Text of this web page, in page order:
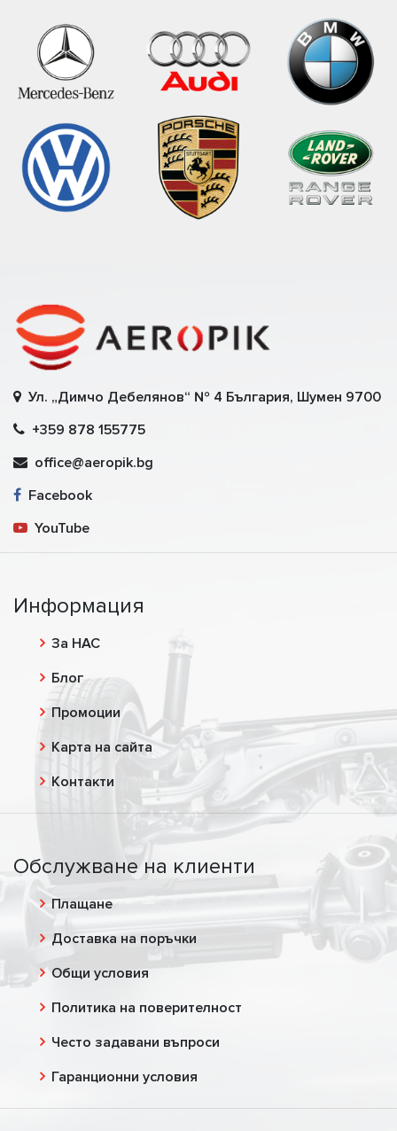
Ул. „Димчо Дебелянов“ № 4 България, Шумен 9700
+359 878 155775
office@aeropik.bg
Facebook
YouTube
Информация
За НАС
Блог
Промоции
Карта на сайта
Контакти
Обслужване на клиенти
Плащане
Доставка на поръчки
Общи условия
Политика на поверителност
Често задавани въпроси
Гаранционни условия